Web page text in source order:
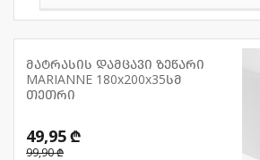
მატრასის დამცავი ზეწარი
MARIANNE 180x200x35სმ
თეთრი
49,95 ₾
99,90 ₾